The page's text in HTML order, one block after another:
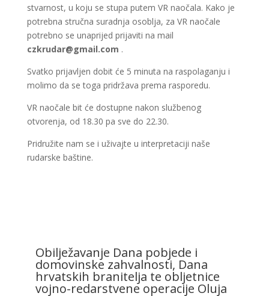
stvarnost, u koju se stupa putem VR naočala. Kako je
potrebna stručna suradnja osoblja, za VR naočale
potrebno se unaprijed prijaviti na mail
czkrudar@gmail.com .
Svatko prijavljen dobit će 5 minuta na raspolaganju i
molimo da se toga pridržava prema rasporedu.
VR naočale bit će dostupne nakon službenog
otvorenja, od 18.30 pa sve do 22.30.
Pridružite nam se i uživajte u interpretaciji naše
rudarske baštine.
Obilježavanje Dana pobjede i
domovinske zahvalnosti, Dana
hrvatskih branitelja te obljetnice
vojno-redarstvene operacije Oluja